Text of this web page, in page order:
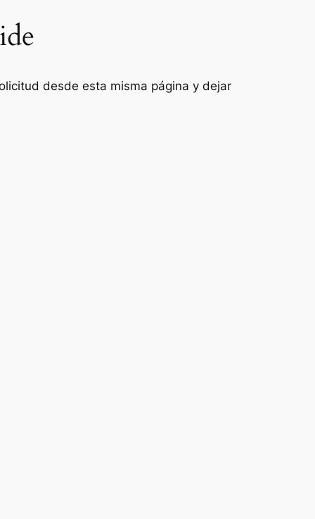
desde esta misma página y dejar